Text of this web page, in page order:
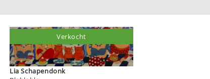
Lia Schapendonk
Verkocht